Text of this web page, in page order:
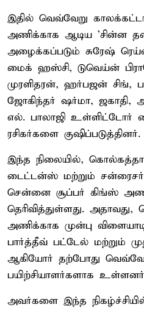
இதில் வெவ்வேறு
அணிக்காக ஆடிய 'சின்ன
அழைக்கப்படும் சுரேஷ்
மைக் ஹஸ்சி, டுவெய்ன்
முரளிதரன், ஹர்பஜன் சிங்,
ஜோகிந்தர் ஷர்மா, ஜகாதி,
எல். பாலாஜி உள்ளிட்டோர்
ரசிகர்களை குஷிப்படுத்தினர்.
இந்த நிலையில்,
டைட்டன்ஸ் மற்றும்
சென்னை சூப்பர் கிங்ஸ்
தெரிவித்துள்ளது.
அணிக்காக முன்பு
பார்த்தீவ் பட்டேல் மற்றும்
ஆகியோர் தற்போது
பயிற்சியாளர்களாக
அவர்களை இந்த